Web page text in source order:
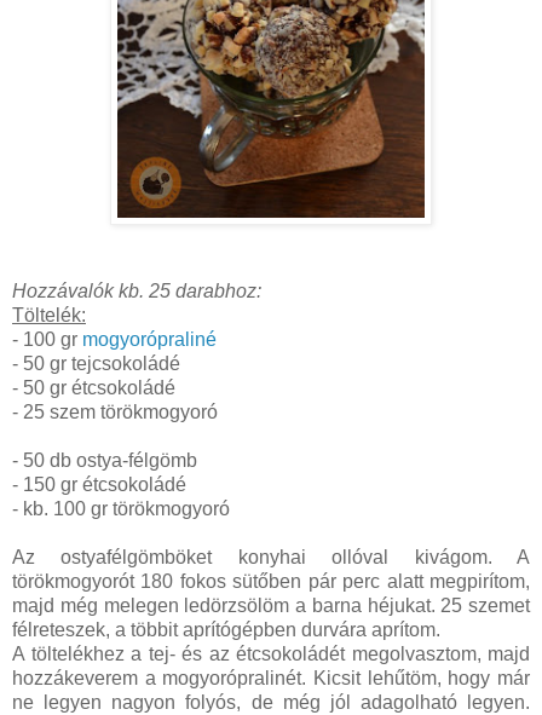
Hozzávalók kb. 25 darabhoz:
Töltelék:
- 100 gr mogyorópraliné
- 50 gr tejcsokoládé
- 50 gr étcsokoládé
- 25 szem törökmogyoró
- 50 db ostya-félgömb
- 150 gr étcsokoládé
- kb. 100 gr törökmogyoró
Az ostyafélgömböket konyhai ollóval kivágom. A
törökmogyorót 180 fokos sütőben pár perc alatt megpirítom,
majd még melegen ledörzsölöm a barna héjukat. 25 szemet
félreteszek, a többit aprítógépben durvára aprítom.
A töltelékhez a tej- és az étcsokoládét megolvasztom, majd
hozzákeverem a mogyorópralinét. Kicsit lehűtöm, hogy már
ne legyen nagyon folyós, de még jól adagolható legyen.